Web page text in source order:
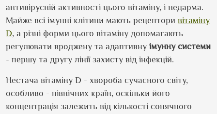
антивірусній активності цього вітаміну, і недарма.
Майже всі імунні клітини мають рецептори вітаміну
D, а різні форми цього вітаміну допомагають
регулювати вроджену та адаптивну імунну системи
- першу та другу лінії захисту від інфекцій.
Нестача вітаміну D - хвороба сучасного світу,
особливо - північних країн, оскільки його
концентрація залежить від кількості сонячного